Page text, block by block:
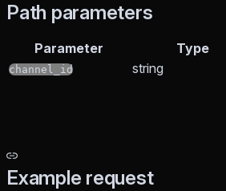
Path parameters
Parameter Type
channel_id string
Example request